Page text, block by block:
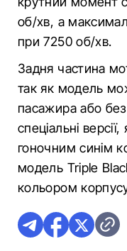
об/хв, а
при 7250 об/хв.
Задня частина
так як модель
пасажира або
спеціальні
гоночним синім
модель Triple
кольором